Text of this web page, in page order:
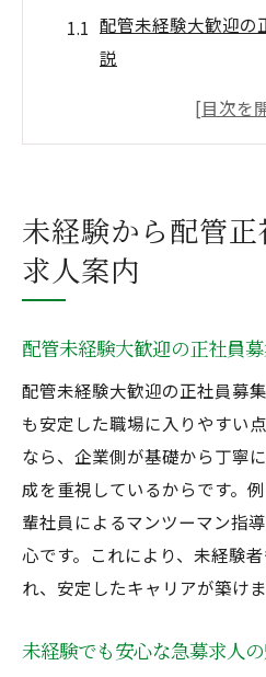
配管未経験大歓迎の
説
未経験でも安心な急
配管未経験歓迎求人
配管未経験大歓迎の正社
配管未経験大歓迎求
実際の職場での未経
配管未経験から始め
正社員募集で注目し
配管未経験大歓迎求
配管未経験大歓迎求
配管未経験者が急募
未経験から配管
求人案内
配管未経験大歓迎の正社員
配管未経験大歓迎の正社員募
も安定した職場に入りやすい
なら、企業側が基礎から丁寧
成を重視しているからです。
輩社員によるマンツーマン指
心です。これにより、未経験
れ、安定したキャリアが築けま
未経験でも安心な急募求人